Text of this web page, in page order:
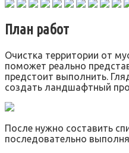
План работ
Очистка территории от
поможет реально
предстоит выполнить.
создать ландшафтный
После нужно составить
последовательно